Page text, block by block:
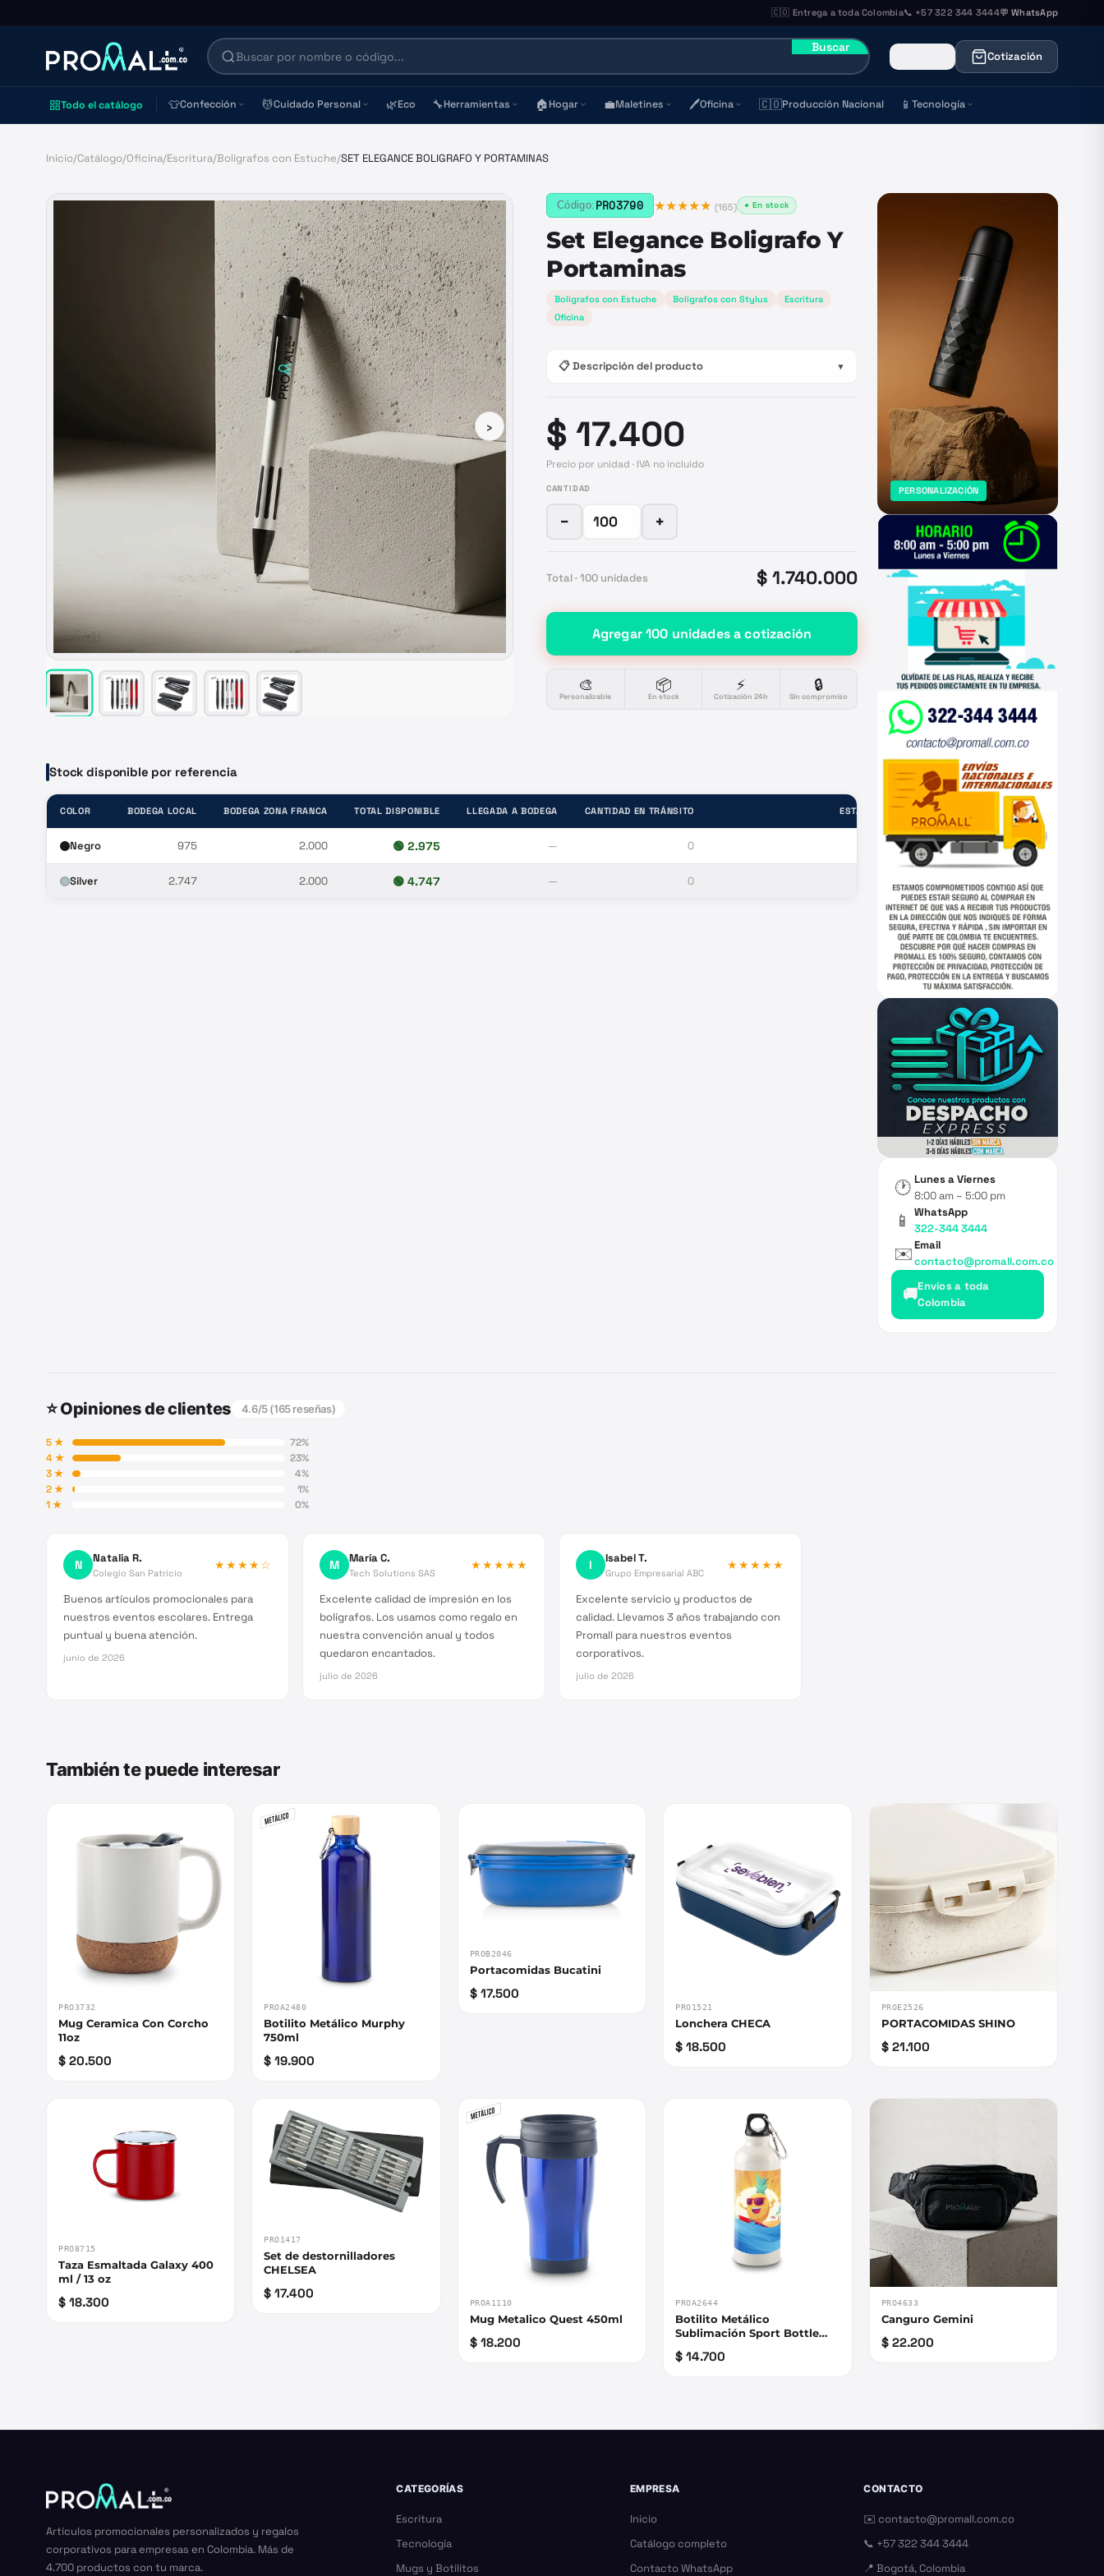
🇨🇴 Entrega a toda Colombia📞 +57 322 344 3444💬 WhatsApp
Buscar
Cotización
Todo el catálogo 👕Confección 💆Cuidado Personal 🌿Eco 🔧Herramientas 🏠Hogar 💼Maletines 🖊️Oficina 🇨🇴Producción Nacional 📱 Tecnología
Inicio/Catálogo/Oficina/Escritura/Bolígrafos con Estuche/SET ELEGANCE BOLIGRAFO Y PORTAMINAS
›
Código: PRO3790 ★★★★★ (165) ● En stock
Set Elegance Boligrafo Y
Portaminas
Boligrafos con Estuche Boligrafos con Stylus
Escritura
Oficina
📋 Descripción del producto ▼
$ 17.400
Precio por unidad · IVA no incluido
CANTIDAD
− +
Total · 100 unidades $ 1.740.000
Agregar100 unidadesa cotización
🎨
Personalizable
📦
En stock
⚡
Cotización 24h
🔒
Sin compromiso
Stock disponible por referencia
COLOR BODEGA LOCAL BODEGA ZONA FRANCA TOTAL DISPONIBLE LLEGADA A BODEGA CANTIDAD EN TRÁNSITO ESTADO
Negro 975 2.000 🟢 2.975 — 0
Silver 2.747 2.000 🟢 4.747 — 0
PERSONALIZACIÓN
🕐 Lunes a Viernes
8:00 am – 5:00 pm
📱
WhatsApp
322-344 3444
✉️Email
contacto@promall.com.co
🚚Envíos a toda
Colombia
⭐ Opiniones de clientes 4.6/5 (165reseñas)
5★ 72%
4★ 23%
3★ 4%
2★ 1%
1★ 0%
N Natalia R.
Colegio San Patricio
★★★★☆
Buenos artículos promocionales para
nuestros eventos escolares. Entrega
puntual y buena atención.
junio de 2026
M María C.
Tech Solutions SAS
★★★★★
Excelente calidad de impresión en los
bolígrafos. Los usamos como regalo en
nuestra convención anual y todos
quedaron encantados.
julio de 2026
I Isabel T.
Grupo Empresarial ABC
★★★★★
Excelente servicio y productos de
calidad. Llevamos 3 años trabajando con
Promall para nuestros eventos
corporativos.
julio de 2026
También te puede interesar
PRO3732
Mug Ceramica Con Corcho
11oz
$ 20.500
PROA2480
Botilito Metálico Murphy
750ml
$ 19.900
PROB2046
Portacomidas Bucatini
$ 17.500
PRO1521
Lonchera CHECA
$ 18.500
PROE2526
PORTACOMIDAS SHINO
$ 21.100
PRO8715
Taza Esmaltada Galaxy 400
ml / 13 oz
$ 18.300
PRO1417
Set de destornilladores
CHELSEA
$ 17.400
PROA1110
Mug Metalico Quest 450ml
$ 18.200
PROA2644
Botilito Metálico
Sublimación Sport Bottle
$ 14.700
PRO4633
Canguro Gemini
$ 22.200
Artículos promocionales personalizados y regalos
corporativos para empresas en Colombia. Más de
4.700 productos con tu marca.
CATEGORÍAS
Escritura
Tecnología
Mugs y Botilitos
EMPRESA
Inicio
Catálogo completo
Contacto WhatsApp
CONTACTO
✉️contacto@promall.com.co
📞 +57 322 344 3444
📍 Bogotá, Colombia